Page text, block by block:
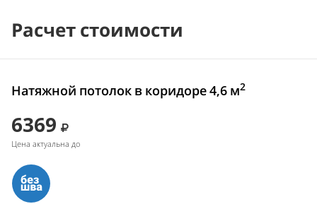
Расчет стоимости
Натяжной потолок в коридоре 4,6 м2
6369
Цена актуальна до